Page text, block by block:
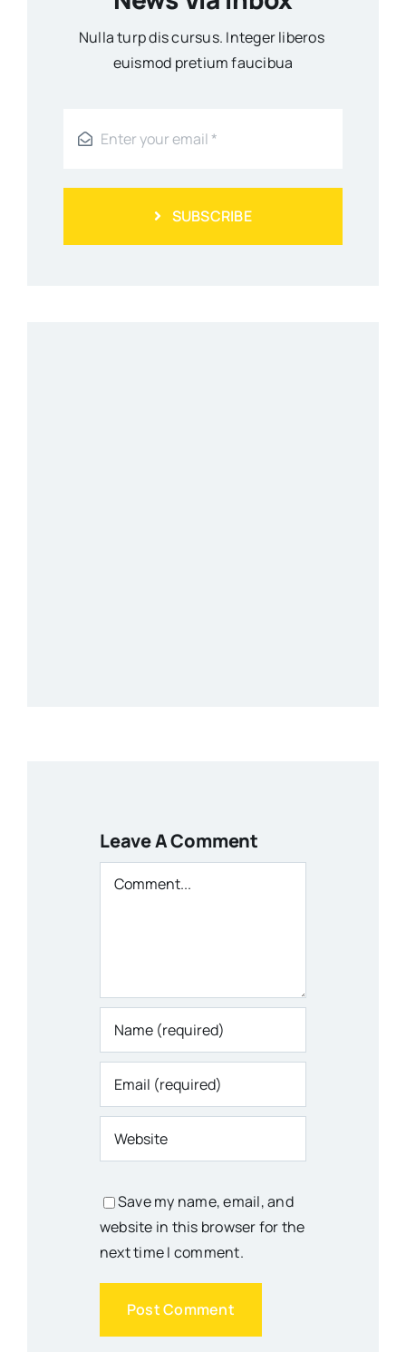
Nulla turp dis cursus. Integer liberos
euismod pretium faucibua
SUBSCRIBE
Leave A Comment
Comment
Save my name, email, and
website in this browser for the
next time I comment.